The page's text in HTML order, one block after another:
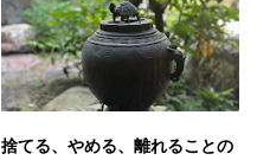
捨てる、やめる、離れることの